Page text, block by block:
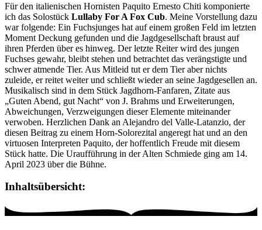
Für den italienischen Hornisten Paquito Ernesto Chiti komponierte
ich das Solostück Lullaby For A Fox Cub. Meine Vorstellung dazu
war folgende: Ein Fuchsjunges hat auf einem großen Feld im letzten
Moment Deckung gefunden und die Jagdgesellschaft braust auf
ihren Pferden über es hinweg. Der letzte Reiter wird des jungen
Fuchses gewahr, bleibt stehen und betrachtet das verängstigte und
schwer atmende Tier. Aus Mitleid tut er dem Tier aber nichts
zuleide, er reitet weiter und schließt wieder an seine Jagdgesellen an.
Musikalisch sind in dem Stück Jagdhorn-Fanfaren, Zitate aus
„Guten Abend, gut Nacht“ von J. Brahms und Erweiterungen,
Abweichungen, Verzweigungen dieser Elemente miteinander
verwoben. Herzlichen Dank an Alejandro del Valle-Latanzio, der
diesen Beitrag zu einem Horn-Solorezital angeregt hat und an den
virtuosen Interpreten Paquito, der hoffentlich Freude mit diesem
Stück hatte. Die Uraufführung in der Alten Schmiede ging am 14.
April 2023 über die Bühne.
Inhaltsübersicht: